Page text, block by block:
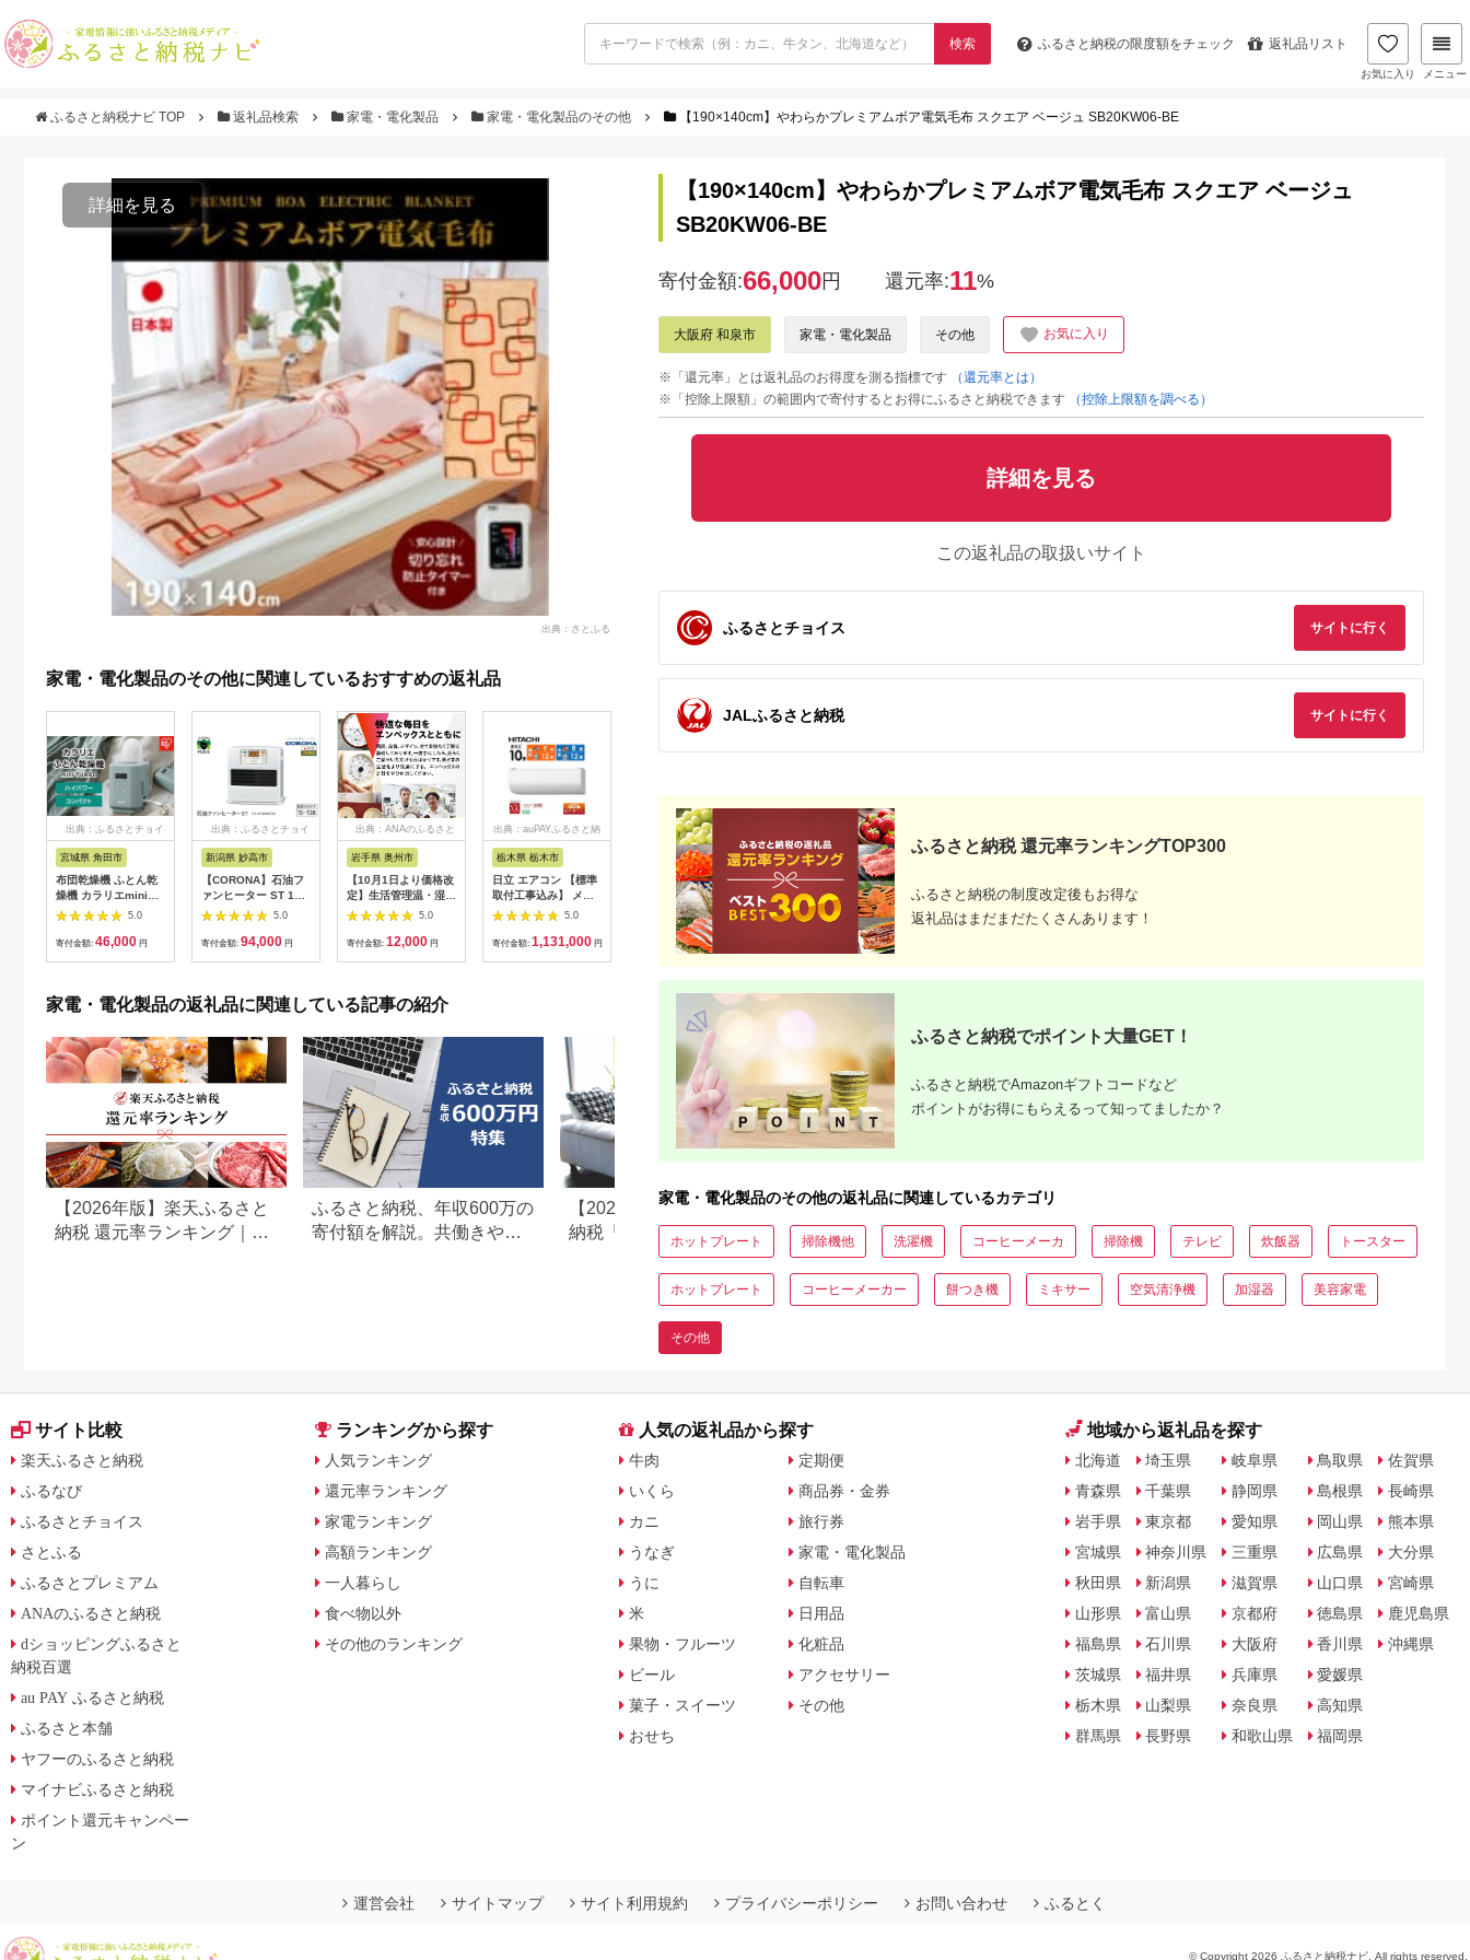
検索 ふるさと納税の限度額をチェック 返礼品リスト
お気に入り メニュー
ふるさと納税ナビ TOP 返礼品検索 家電・電化製品 家電・電化製品のその他 【190×140cm】やわらかプレミアムボア電気毛布 スクエア ベージュ SB20KW06-BE
詳細を見る
出典：さとふる
家電・電化製品のその他に関連しているおすすめの返礼品
出典：ふるさとチョイ
宮城県 角田市
布団乾燥機 ふとん乾
燥機 カラリエmini
TURBO JSK-S10-G
5.0
寄付金額: 46,000 円
出典：ふるさとチョイ
新潟県 妙高市
【CORONA】石油フ
ァンヒーター ST 10
～13畳用 パールホワ
ST3625BY(W)
5.0
寄付金額: 94,000 円
出典：ANAのふるさと
岩手県 奥州市
【10月1日より価格改
定】生活管理温・湿度
計 TM-2441 [AJ049]
5.0
寄付金額: 12,000 円
出典：auPAYふるさと納
栃木県 栃木市
日立 エアコン 【標準
取付工事込み】 メガ
暖 白くまくん XKシリ
ーズ【 10畳用 】寒冷
地仕様 200Vタイプ
5.0
寄付金額: 1,131,000 円
出典：ANAのふるさと
納税
埼玉県 さいたま市
リズム 大風量2重反転
ファン搭載サーキュレ
ーター Silky Wind
Circulator ライトグ
レー 【11100-
5.0
寄付金額:65,000
出典：ふるさとチョイ
ス
群馬県 昭和村
バルミューダ
GreenFan Studio
DCモータ扇風機
AGR01JP-WH（ホワ
5.0
98,000円
ス
愛知県 安城市
ットヒーター MFH-
321ET(DA)_ ヒーター
フットヒーター 暖房
5.0
ス
大阪府 八尾市
空気清浄機 KI-UX75
【シャープ 電化製品
家電 生活家電 空気清
5.0
家電・電化製品の返礼品に関連している記事の紹介
【2026年版】楽天ふるさと
納税 還元率ランキング｜高
ふるさと納税、年収600万の
寄付額を解説。共働きや子
【2026年最新版】ふるさと
納税「食べ物以外」返礼品
の還元率ランキング！
楽天ふるさと納税でこだわ
りの家電探し。おすすめラ
ンキングまとめ
【190×140cm】やわらかプレミアムボア電気毛布 スクエア ベージュ
SB20KW06-BE
寄付金額:66,000円 還元率:11%
大阪府 和泉市 家電・電化製品 その他 お気に入り
※「還元率」とは返礼品のお得度を測る指標です
（還元率とは）
※「控除上限額」の範囲内で寄付するとお得にふるさと納税できます
（控除上限額を調べる）
詳細を見る
この返礼品の取扱いサイト
ふるさとチョイス サイトに行く
JALふるさと納税 サイトに行く
ふるさと納税 還元率ランキングTOP300
ふるさと納税の制度改定後もお得な
返礼品はまだまだたくさんあります！
ふるさと納税でポイント大量GET！
ふるさと納税でAmazonギフトコードなど
ポイントがお得にもらえるって知ってましたか？
家電・電化製品のその他の返礼品に関連しているカテゴリ
ホットプレート 掃除機他 洗濯機 コーヒーメーカ 掃除機 テレビ 炊飯器 トースター
ホットプレート コーヒーメーカー 餅つき機 ミキサー 空気清浄機 加湿器 美容家電
その他
サイト比較
楽天ふるさと納税
ふるなび
ふるさとチョイス
さとふる
ふるさとプレミアム
ANAのふるさと納税
dショッピングふるさと
納税百選
au PAY ふるさと納税
ふるさと本舗
ヤフーのふるさと納税
マイナビふるさと納税
ポイント還元キャンペー
ン
ランキングから探す
人気ランキング
還元率ランキング
家電ランキング
高額ランキング
一人暮らし
食べ物以外
その他のランキング
人気の返礼品から探す
牛肉
いくら
カニ
うなぎ
うに
米
果物・フルーツ
ビール
菓子・スイーツ
おせち
定期便
商品券・金券
旅行券
家電・電化製品
自転車
日用品
化粧品
アクセサリー
その他
地域から返礼品を探す
北海道
青森県
岩手県
宮城県
秋田県
山形県
福島県
茨城県
栃木県
群馬県
埼玉県
千葉県
東京都
神奈川県
新潟県
富山県
石川県
福井県
山梨県
長野県
岐阜県
静岡県
愛知県
三重県
滋賀県
京都府
大阪府
兵庫県
奈良県
和歌山県
鳥取県
島根県
岡山県
広島県
山口県
徳島県
香川県
愛媛県
高知県
福岡県
佐賀県
長崎県
熊本県
大分県
宮崎県
鹿児島県
沖縄県
運営会社 サイトマップ サイト利用規約 プライバシーポリシー お問い合わせ ふるとく
© Copyright 2026 ふるさと納税ナビ. All rights reserved.